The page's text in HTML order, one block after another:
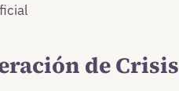
de Crisis